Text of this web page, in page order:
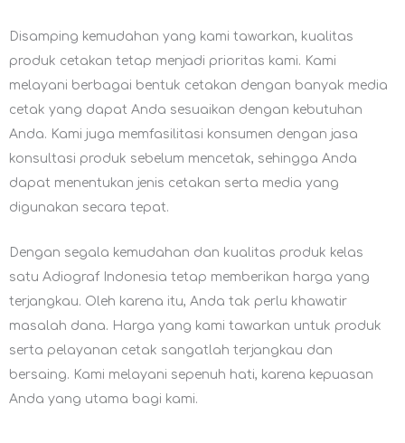
Disamping kemudahan yang kami tawarkan, kualitas
produk cetakan tetap menjadi prioritas kami. Kami
melayani berbagai bentuk cetakan dengan banyak media
cetak yang dapat Anda sesuaikan dengan kebutuhan
Anda. Kami juga memfasilitasi konsumen dengan jasa
konsultasi produk sebelum mencetak, sehingga Anda
dapat menentukan jenis cetakan serta media yang
digunakan secara tepat.
Dengan segala kemudahan dan kualitas produk kelas
satu Adiograf Indonesia tetap memberikan harga yang
terjangkau. Oleh karena itu, Anda tak perlu khawatir
masalah dana. Harga yang kami tawarkan untuk produk
serta pelayanan cetak sangatlah terjangkau dan
bersaing. Kami melayani sepenuh hati, karena kepuasan
Anda yang utama bagi kami.